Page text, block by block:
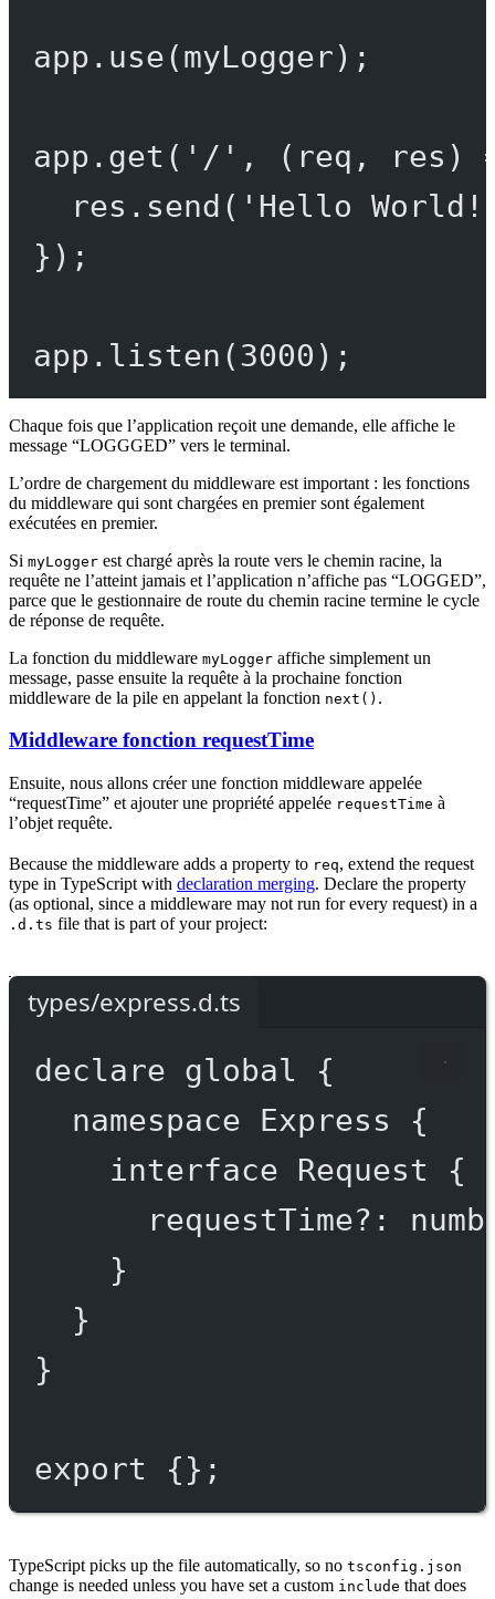
app. use(myLogger);
app. get ( '/' , ( req , res )
res. send ( 'Hello
});
app. listen (3000 );
Chaque fois que l’application reçoit une demande, elle affiche le
message “LOGGGED” vers le terminal.
L’ordre de chargement du middleware est important : les fonctions
du middleware qui sont chargées en premier sont également
exécutées en premier.
Si myLogger est chargé après la route vers le chemin racine, la
requête ne l’atteint jamais et l’application n’affiche pas “LOGGED”,
parce que le gestionnaire de route du chemin racine termine le cycle
de réponse de requête.
La fonction du middleware myLogger affiche simplement un
message, passe ensuite la requête à la prochaine fonction
middleware de la pile en appelant la fonction next() .
Middleware fonction requestTime
Ensuite, nous allons créer une fonction middleware appelée
“requestTime” et ajouter une propriété appelée requestTime à
l’objet requête.
Because the middleware adds a property to req, extend the request
type in TypeScript with declaration merging. Declare the property
(as optional, since a middleware may not run for every request) in a
.d.ts file that is part of your project:
types/express.d.ts
declare global {
namespace
Express {
interface
Request {
requestTime?:
}
}
}
export {};
TypeScript picks up the file automatically, so no tsconfig.json
change is needed unless you have set a custom include that does